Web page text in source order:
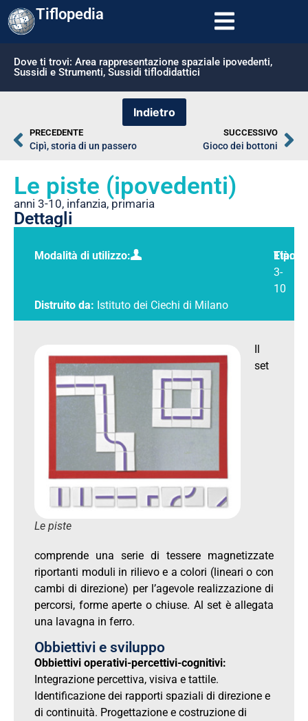
Tiflopedia
Dove ti trovi: Area rappresentazione spaziale ipovedenti,
Sussidi e Strumenti, Sussidi tiflodidattici
PRECEDENTE
Cipì, storia di un passero
SUCCESSIVO
Gioco dei bottoni
Le piste (ipovedenti)
anni 3-10, infanzia, primaria
Dettagli
Modalità di utilizzo:
Età:
3-
10
Distruito da: Istituto dei Ciechi di Milano
Le piste
Il
set
comprende una serie di tessere magnetizzate
riportanti moduli in rilievo e a colori (lineari o con
cambi di direzione) per l’agevole realizzazione di
percorsi, forme aperte o chiuse. Al set è allegata
una lavagna in ferro.
Obbiettivi e sviluppo
Obbiettivi operativi-percettivi-cognitivi:
Integrazione percettiva, visiva e tattile.
Identificazione dei rapporti spaziali di direzione e
di continuità. Progettazione e costruzione di